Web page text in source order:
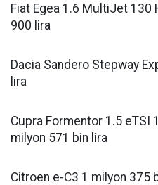
Fiat Egea 1.6 MultiJet 130
900 lira
Dacia Sandero Stepway
lira
Cupra Formentor 1.5 eTSI
milyon 571 bin lira
Citroen e-C3 1 milyon 375